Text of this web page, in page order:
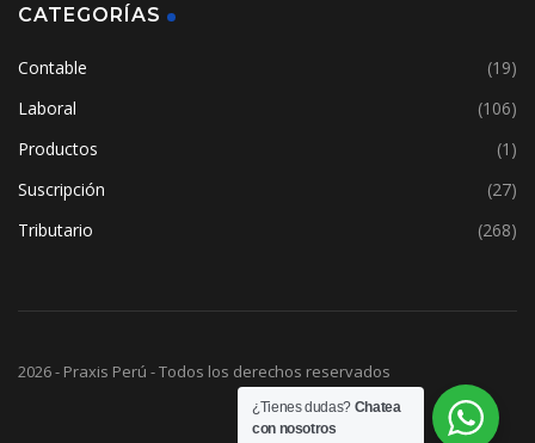
CATEGORÍAS
Contable
(19)
Laboral
(106)
Productos
(1)
Suscripción
(27)
Tributario
(268)
2026 - Praxis Perú - Todos los derechos reservados
¿Tienes dudas? Chatea
con nosotros